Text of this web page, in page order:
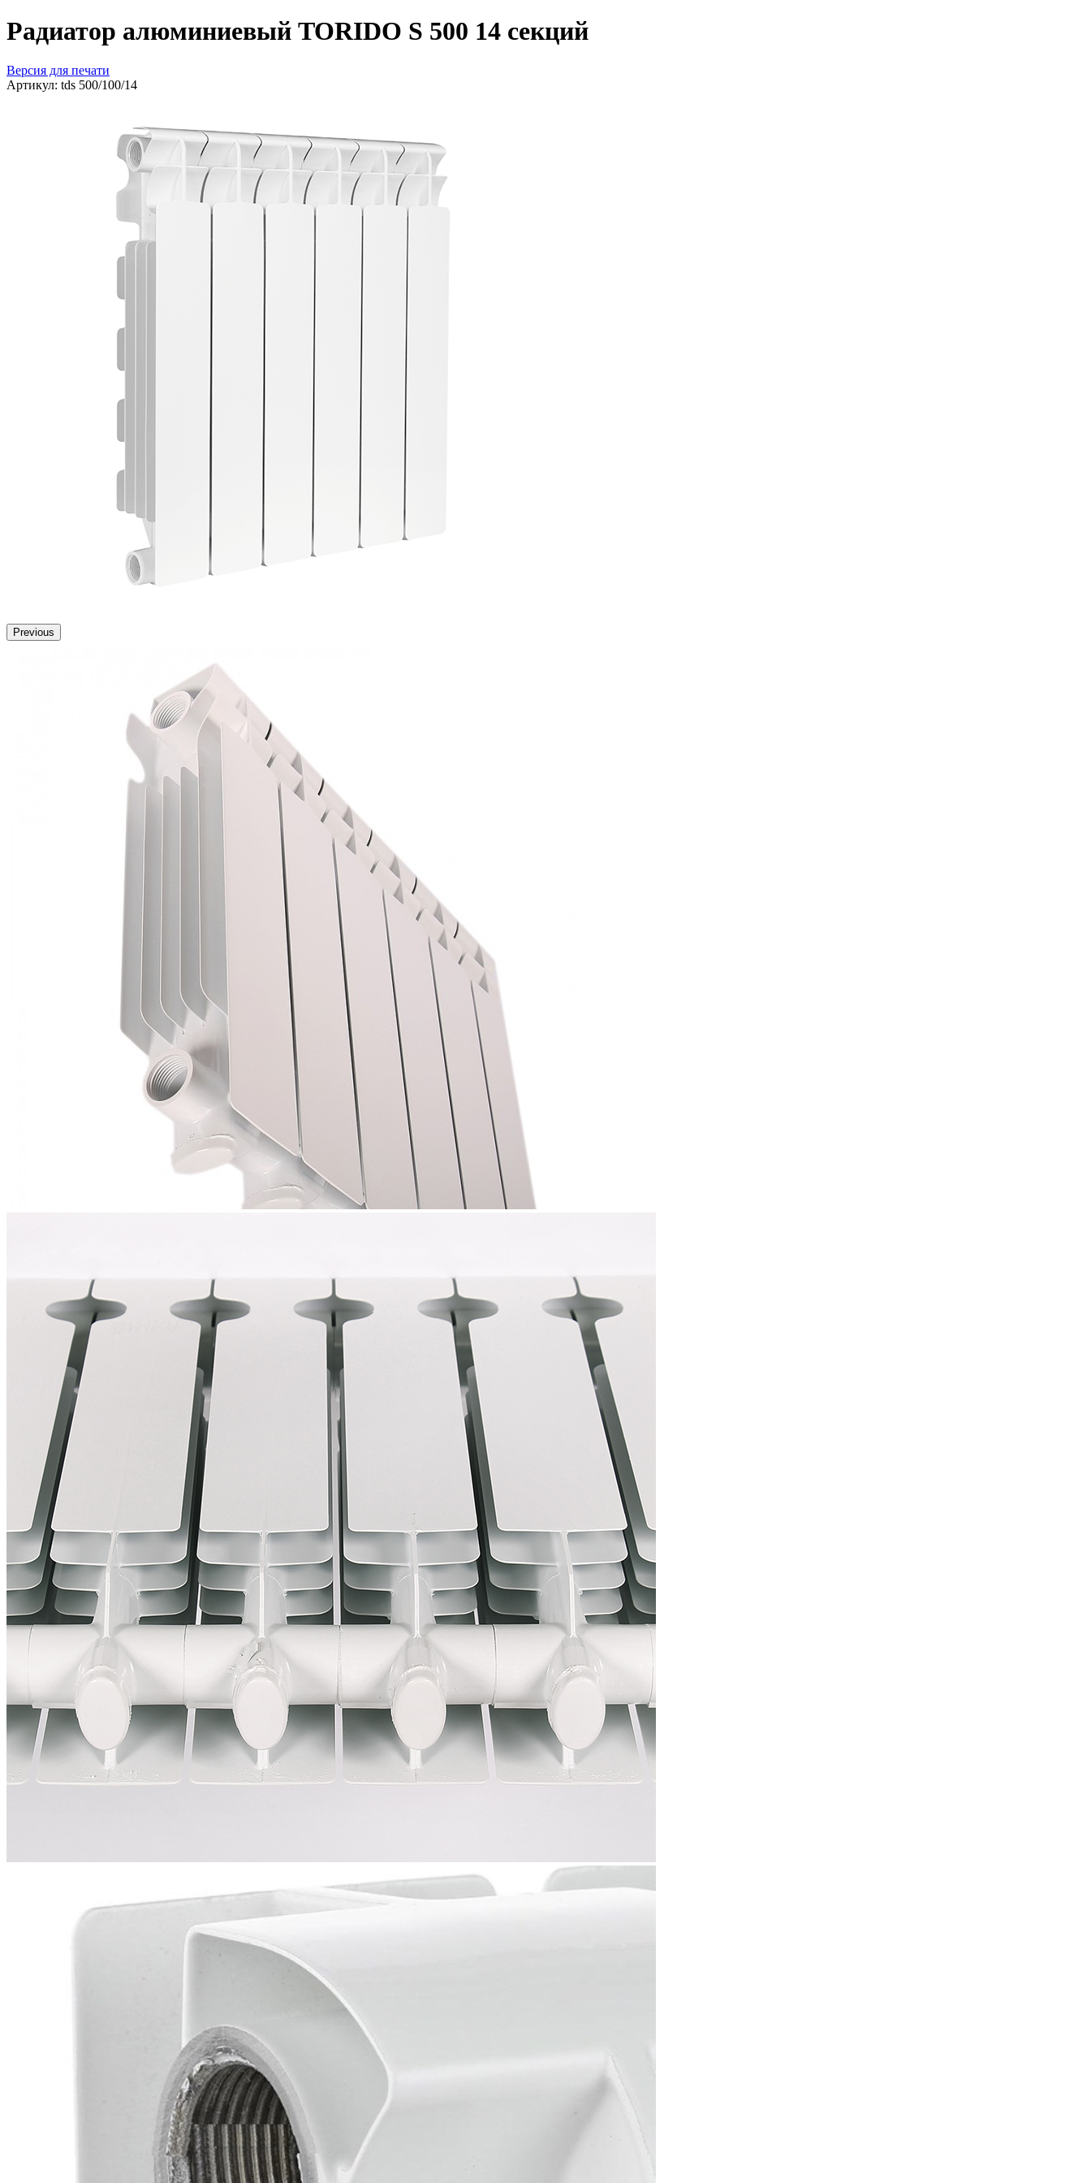
Радиатор алюминиевый TORIDO S 500 14 секций
Версия для печати
Артикул: tds 500/100/14
Previous